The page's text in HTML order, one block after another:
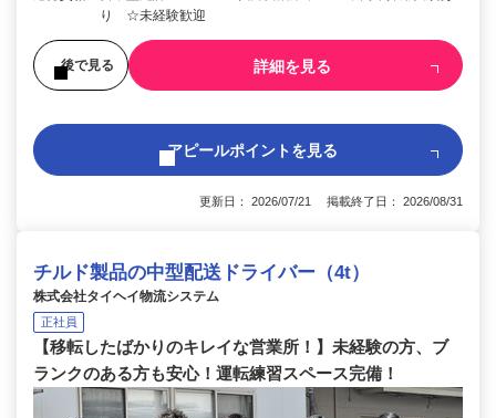
り ☆未経験歓迎
後で見る 詳細を見る
アピールポイントを見る
更新日： 2026/07/21 掲載終了日： 2026/08/31
チルド製品の中型配送ドライバー（4t）
株式会社タイヘイ物流システム
正社員
【移転したばかりのキレイな営業所！】未経験の方、ブ
ランクのある方も安心！運転練習スペース完備！